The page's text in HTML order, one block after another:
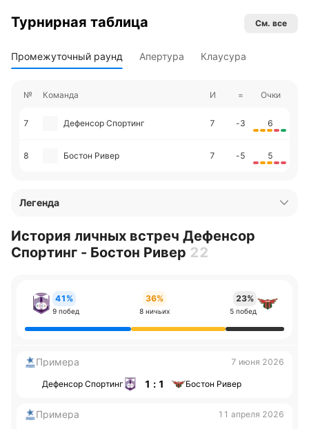
Турнирная таблица См. все
Промежуточный раунд Апертура Клаусура
№ Команда И = Очки
7 Дефенсор Спортинг 7 -3 6
8 Бостон Ривер 7 -5 5
Легенда
История личных встреч Дефенсор
Спортинг - Бостон Ривер 22
41%
9 побед
36%
8 ничьих
23%
5 побед
Примера 7 июня 2026
Дефенсор Спортинг 1 : 1 Бостон Ривер
Примера 11 апреля 2026